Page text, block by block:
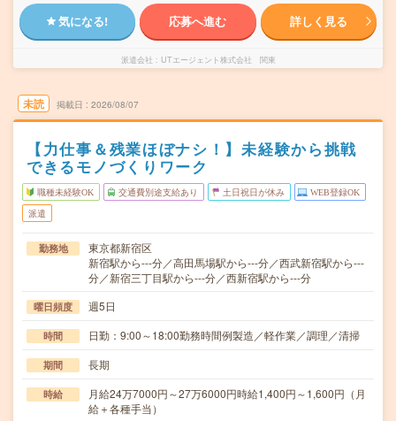
気になる! 応募へ進む 詳しく見る
派遣会社 UTエージェント株式会社 関東
未読 掲載日 2026/08/07
【力仕事＆残業ほぼナシ！】未経験から挑戦
できるモノづくりワーク
職種未経験OK 交通費別途支給あり 土日祝日が休み WEB登録OK
派遣
勤務地
東京都新宿区
新宿駅から---分／高田馬場駅から---分／西武新宿駅から---
分／新宿三丁目駅から---分／西新宿駅から---分
曜日頻度 週5日
時間 日勤：9:00～18:00勤務時間例製造／軽作業／調理／清掃
期間 長期
時給
月給24万7000円～27万6000円時給1,400円～1,600円（月
給＋各種手当）